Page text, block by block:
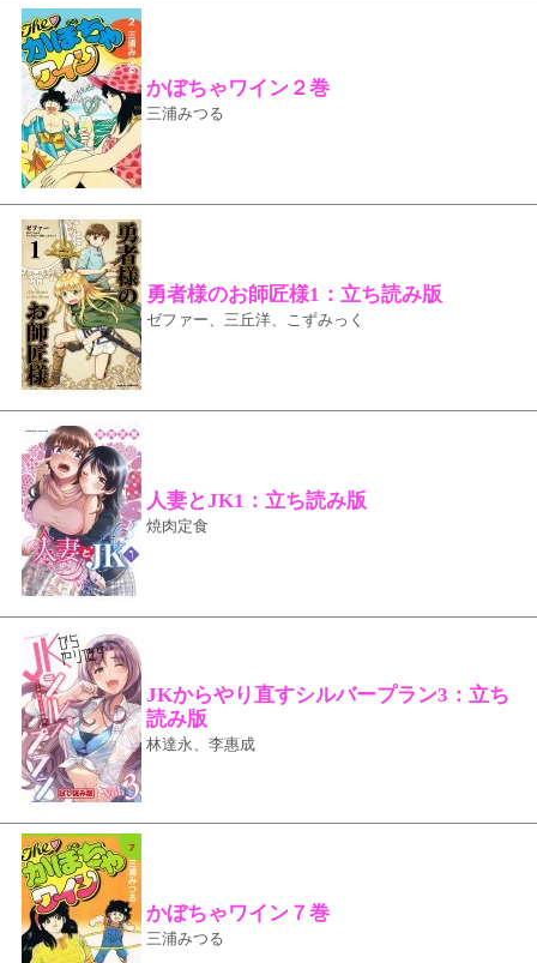
かぼちゃワイン２巻
三浦みつる
勇者様のお師匠様1：立ち読み版
ゼファー、三丘洋、こずみっく
人妻とJK1：立ち読み版
焼肉定食
JKからやり直すシルバープラン3：立ち
読み版
林達永、李惠成
かぼちゃワイン７巻
三浦みつる